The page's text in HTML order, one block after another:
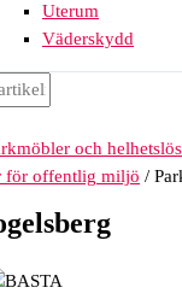
Uterum
Väderskydd
och
för offentlig miljö /